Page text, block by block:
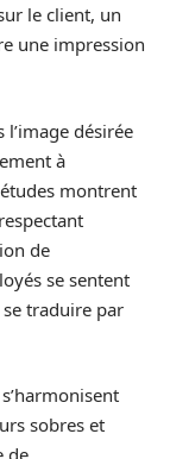
le client, un
une impression
désirée
à
montrent
de
se sentent
traduire par
sobres et